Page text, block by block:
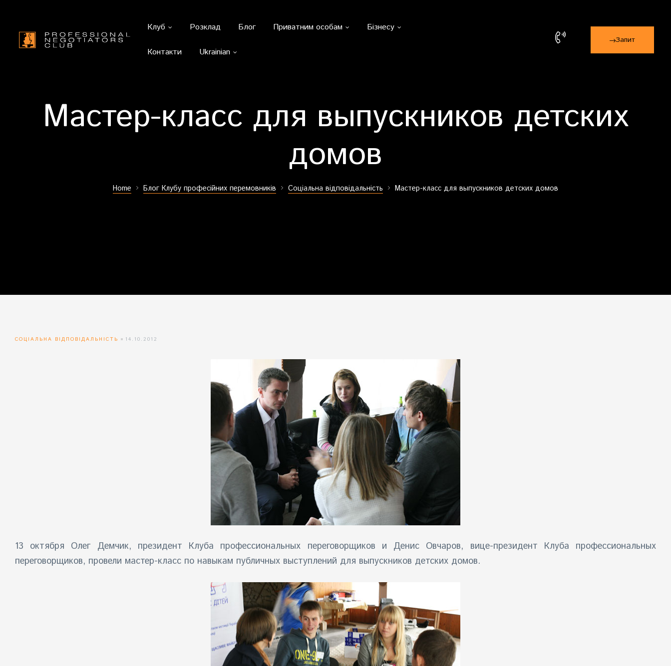
Клуб Розклад Блог Приватним особам Бізнесу
Контакти Ukrainian
Запит
Мастер-класс для выпускников детских
домов
Home Блог Клубу професійних перемовників Соціальна відповідальність Мастер-класс для выпускников детских домов
СОЦІАЛЬНА ВІДПОВІДАЛЬНІСТЬ 14.10.2012
13 октября Олег Демчик, президент Клуба профессиональных переговорщиков и Денис Овчаров, вице-президент Клуба профессиональных
переговорщиков, провели мастер-класс по навыкам публичных выступлений для выпускников детских домов.